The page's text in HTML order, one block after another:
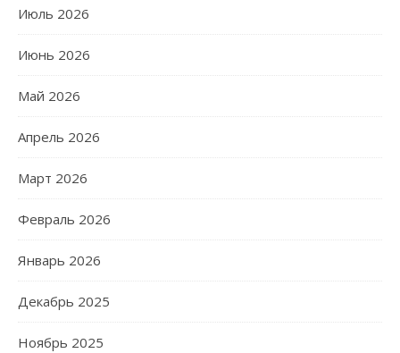
Июль 2026
Июнь 2026
Май 2026
Апрель 2026
Март 2026
Февраль 2026
Январь 2026
Декабрь 2025
Ноябрь 2025